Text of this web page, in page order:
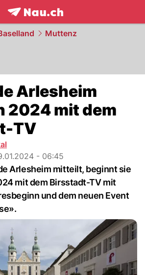
frontpage.NAU.ch
Muttenz
Arlesheim
2024 mit dem
TV
- 06:45
Arlesheim mitteilt, beginnt sie
mit dem Birsstadt-TV mit
und dem neuen Event